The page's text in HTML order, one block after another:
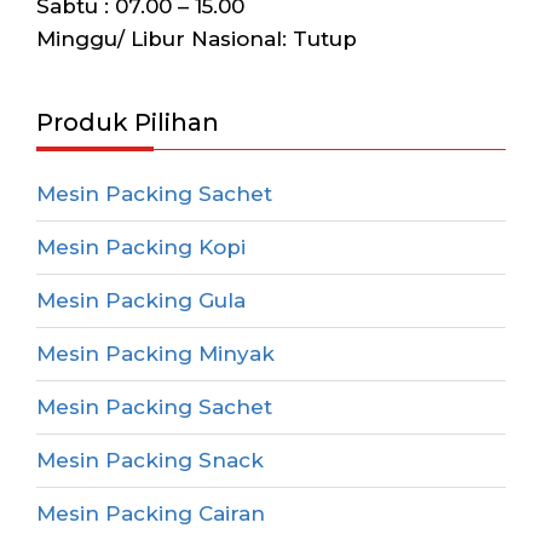
Sabtu : 07.00 – 15.00
Minggu/ Libur Nasional: Tutup
Produk Pilihan
Mesin Packing Sachet
Mesin Packing Kopi
Mesin Packing Gula
Mesin Packing Minyak
Mesin Packing Sachet
Mesin Packing Snack
Mesin Packing Cairan